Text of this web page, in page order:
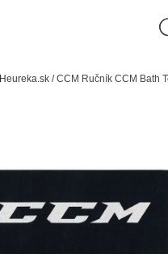
Heureka.sk /CCM Ručník CCM Bath